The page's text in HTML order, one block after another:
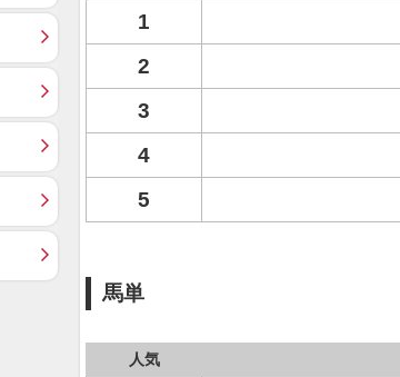
1
2
3
4
5
馬単
人気